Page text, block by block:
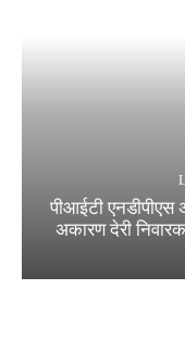
पीआईटी एनडीपीएस
अकारण देरी